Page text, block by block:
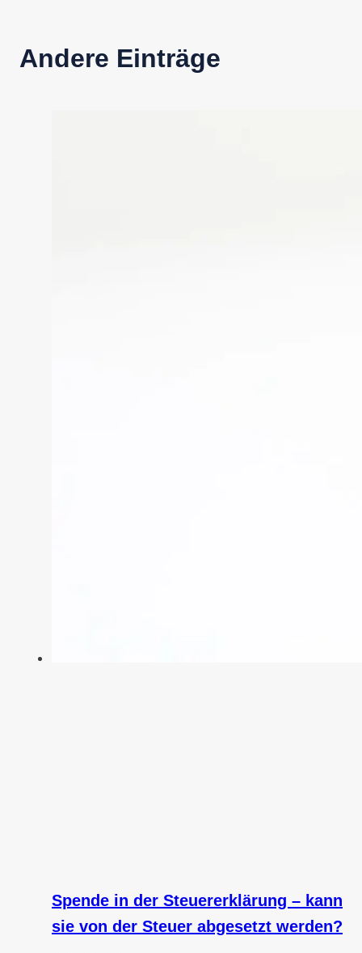
Andere Einträge
Spende in der Steuererklärung – kann
sie von der Steuer abgesetzt werden?